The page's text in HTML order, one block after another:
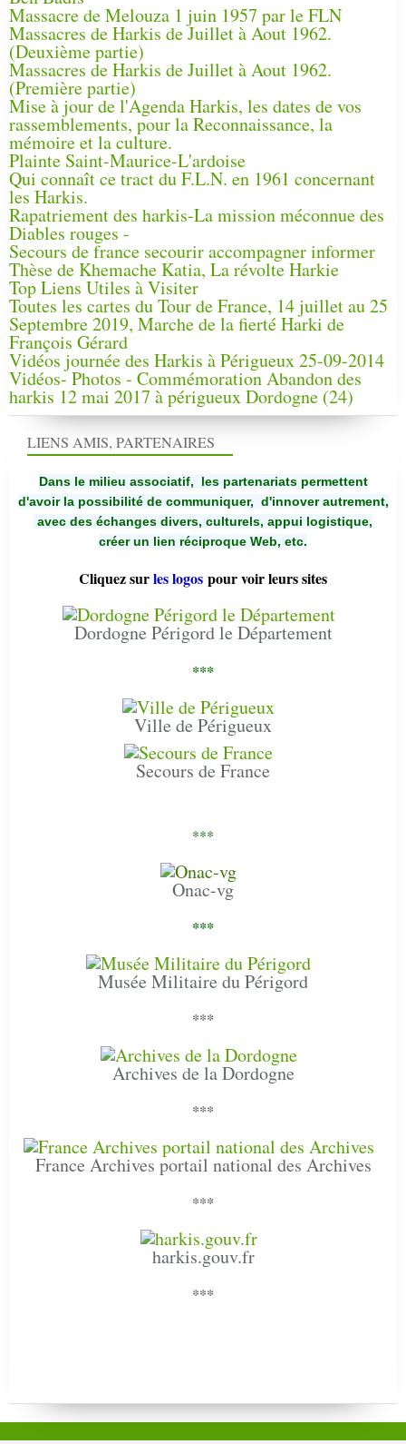
Massacre de Melouza 1 juin 1957 par le FLN
Massacres de Harkis de Juillet à Aout 1962.
(Deuxième partie)
Massacres de Harkis de Juillet à Aout 1962.
(Première partie)
Mise à jour de l'Agenda Harkis, les dates de vos
rassemblements, pour la Reconnaissance, la
mémoire et la culture.
Plainte Saint-Maurice-L'ardoise
Qui connaît ce tract du F.L.N. en 1961 concernant
les Harkis.
Rapatriement des harkis-La mission méconnue des
Diables rouges -
Secours de france secourir accompagner informer
Thèse de Khemache Katia, La révolte Harkie
Top Liens Utiles à Visiter
Toutes les cartes du Tour de France, 14 juillet au 25
Septembre 2019, Marche de la fierté Harki de
François Gérard
Vidéos journée des Harkis à Périgueux 25-09-2014
Vidéos- Photos - Commémoration Abandon des
harkis 12 mai 2017 à périgueux Dordogne (24)
LIENS AMIS, PARTENAIRES
Dans le milieu associatif, les partenariats permettent
d'avoir la possibilité de communiquer, d'innover autrement,
avec des échanges divers, culturels, appui logistique,
créer un lien réciproque Web, etc.
Cliquez surles logos pour voir leurs sites
Dordogne Périgord le Département
***
Ville de Périgueux
Secours de France
***
Onac-vg
***
Musée Militaire du Périgord
***
Archives de la Dordogne
***
France Archives portail national des Archives
***
harkis.gouv.fr
***